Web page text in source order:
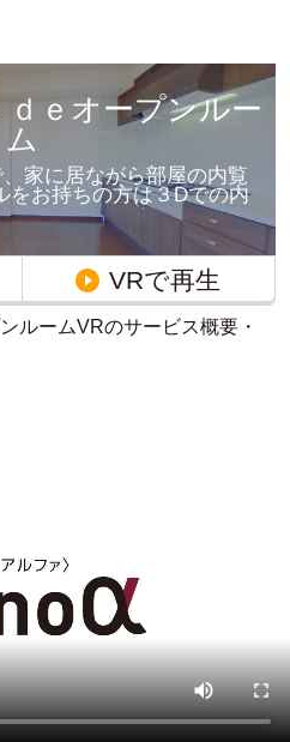
ｅオープンルー
ム
家に居ながら部屋の内覧
をお持ちの方は３Dでの内
VRで再生
ルームVRのサービス概要・